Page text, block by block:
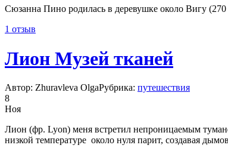
Сюзанна Пино родилась в деревушке около Вигу
1 отзыв
Лион Музей тканей
Автор: Zhuravleva OlgaРубрика: путешествия
8
Ноя
Лион (фр. Lyon) меня встретил непроницаемым
низкой температуре около нуля парит, создавая